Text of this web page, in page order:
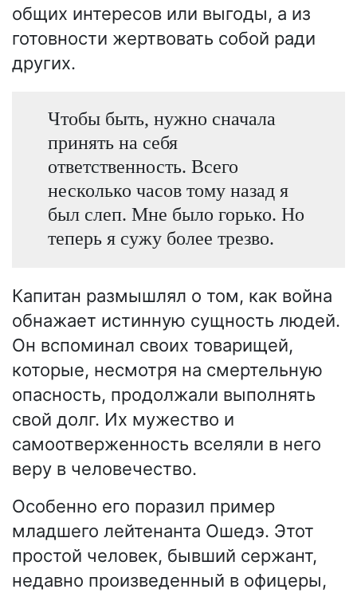
общих интересов или выгоды, а из
готовности жертвовать собой ради
других.
Чтобы быть, нужно сначала
принять на себя
ответственность. Всего
несколько часов тому назад я
был слеп. Мне было горько. Но
теперь я сужу более трезво.
Капитан размышлял о том, как война
обнажает истинную сущность людей.
Он вспоминал своих товарищей,
которые, несмотря на смертельную
опасность, продолжали выполнять
свой долг. Их мужество и
самоотверженность вселяли в него
веру в человечество.
Особенно его поразил пример
младшего лейтенанта Ошедэ. Этот
простой человек, бывший сержант,
недавно произведенный в офицеры,